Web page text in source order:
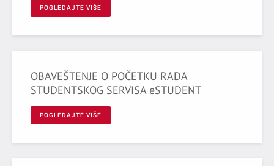
POGLEDAJTE VIŠE
OBAVEŠTENJE O POČETKU RADA
STUDENTSKOG SERVISA eSTUDENT
POGLEDAJTE VIŠE